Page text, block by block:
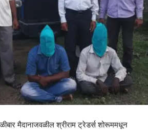
मैदानाजवळील श्रीराम ट्रेडर्स शोरूममधून